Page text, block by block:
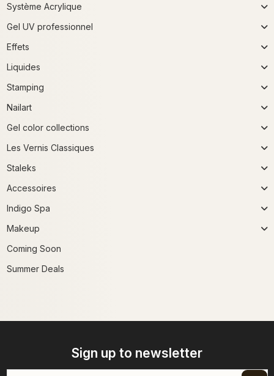
Système Acrylique
Gel UV professionnel
Effets
Liquides
Stamping
Nailart
Gel color collections
Les Vernis Classiques
Staleks
Accessoires
Indigo Spa
Makeup
Coming Soon
Summer Deals
Sign up to newsletter